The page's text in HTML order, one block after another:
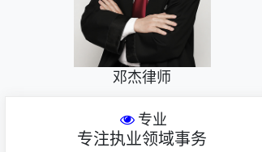
邓杰律师
专业
专注执业领域事务